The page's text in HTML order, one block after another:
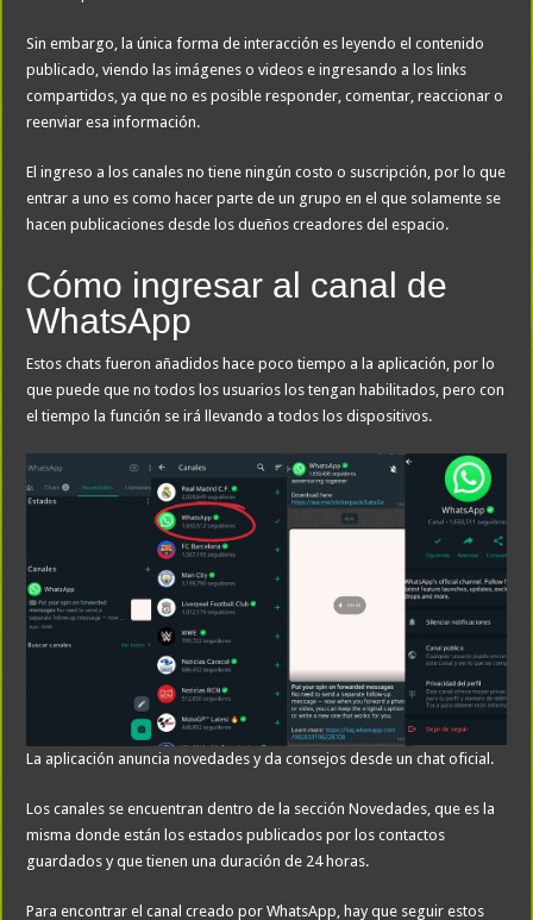
Sin embargo, la única forma de interacción es leyendo el contenido
publicado, viendo las imágenes o videos e ingresando a los links
compartidos, ya que no es posible responder, comentar, reaccionar o
reenviar esa información.
El ingreso a los canales no tiene ningún costo o suscripción, por lo que
entrar a uno es como hacer parte de un grupo en el que solamente se
hacen publicaciones desde los dueños creadores del espacio.
Cómo ingresar al canal de
WhatsApp
Estos chats fueron añadidos hace poco tiempo a la aplicación, por lo
que puede que no todos los usuarios los tengan habilitados, pero con
el tiempo la función se irá llevando a todos los dispositivos.
La aplicación anuncia novedades y da consejos desde un chat oficial.
Los canales se encuentran dentro de la sección Novedades, que es la
misma donde están los estados publicados por los contactos
guardados y que tienen una duración de 24 horas.
Para encontrar el canal creado por WhatsApp, hay que seguir estos